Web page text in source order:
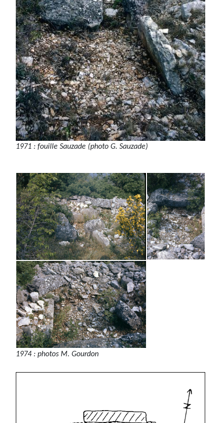
1971 : fouille Sauzade (photo G. Sauzade)
1974 : photos M. Gourdon